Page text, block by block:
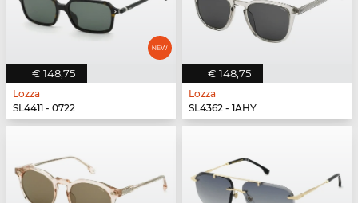
€ 148,75
Lozza
SL4411 - 0722
€ 148,75
Lozza
SL4362 - 1AHY